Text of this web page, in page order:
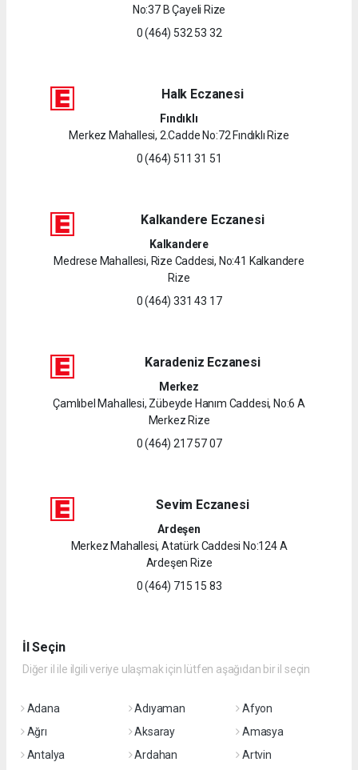
No:37 B Çayeli Rize
0 (464) 532 53 32
Halk Eczanesi
Fındıklı
Merkez Mahallesi, 2.Cadde No:72 Fındıklı Rize
0 (464) 511 31 51
Kalkandere Eczanesi
Kalkandere
Medrese Mahallesi, Rize Caddesi, No:41 Kalkandere
Rize
0 (464) 331 43 17
Karadeniz Eczanesi
Merkez
Çamlıbel Mahallesi, Zübeyde Hanım Caddesi, No:6 A
Merkez Rize
0 (464) 217 57 07
Sevim Eczanesi
Ardeşen
Merkez Mahallesi, Atatürk Caddesi No:124 A
Ardeşen Rize
0 (464) 715 15 83
İl Seçin
Diğer il ile ilgili veriye ulaşmak için lütfen aşağıdan bir il seçin
Adana Adıyaman
Afyon
Ağrı
Aksaray
Amasya
Antalya
Ardahan
Artvin